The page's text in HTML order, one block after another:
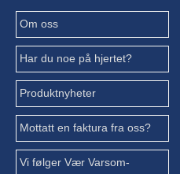
Om oss
Har du noe på hjertet?
Produktnyheter
Mottatt en faktura fra oss?
Vi følger Vær Varsom-